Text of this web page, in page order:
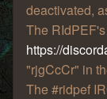
deactivated,
The
https://
"rjgCcCr" in
The #ridpef